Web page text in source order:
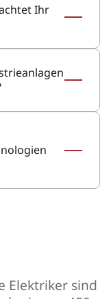
Ihr
Elektriker sind